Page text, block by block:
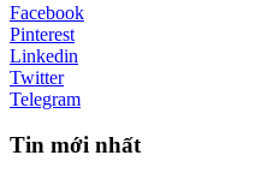
Facebook
Pinterest
Linkedin
Twitter
Telegram
Tin mới nhất